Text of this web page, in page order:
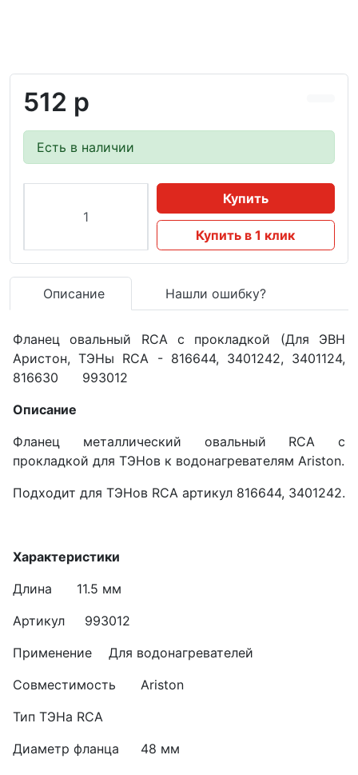
512 р
Есть в наличии
Купить
Купить в 1 клик
Описание Нашли ошибку?
Фланец овальный RCA с прокладкой (Для ЭВН
Аристон, ТЭНы RCA - 816644, 3401242, 3401124,
816630 993012
Описание
Фланец металлический овальный RCA с
прокладкой для ТЭНов к водонагревателям Ariston.
Подходит для ТЭНов RCA артикул 816644, 3401242.
Характеристики
Длина
11.5 мм
Артикул
993012
Применение
Для водонагревателей
Совместимость
Ariston
Тип ТЭНа RCA
Диаметр фланца
48 мм